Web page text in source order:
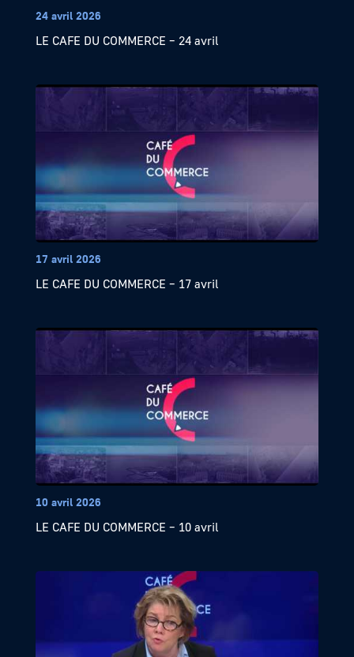
24 avril 2026
LE CAFE DU COMMERCE – 24 avril
17 avril 2026
LE CAFE DU COMMERCE – 17 avril
10 avril 2026
LE CAFE DU COMMERCE – 10 avril